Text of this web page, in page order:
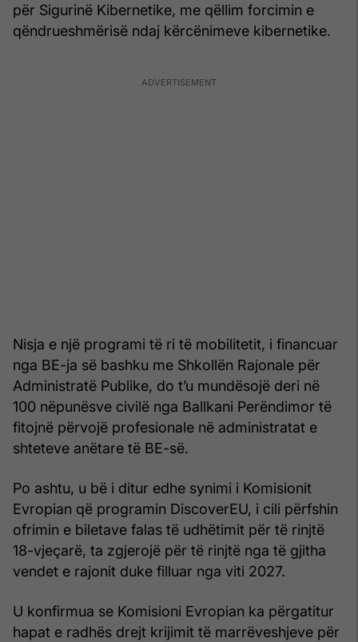
për Sigurinë Kibernetike, me qëllim forcimin e
qëndrueshmërisë ndaj kërcënimeve kibernetike.
Nisja e një programi të ri të mobilitetit, i financuar
nga BE-ja së bashku me Shkollën Rajonale për
Administratë Publike, do t’u mundësojë deri në
100 nëpunësve civilë nga Ballkani Perëndimor të
fitojnë përvojë profesionale në administratat e
shteteve anëtare të BE-së.
Po ashtu, u bë i ditur edhe synimi i Komisionit
Evropian që programin DiscoverEU, i cili përfshin
ofrimin e biletave falas të udhëtimit për të rinjtë
18-vjeçarë, ta zgjerojë për të rinjtë nga të gjitha
vendet e rajonit duke filluar nga viti 2027.
U konfirmua se Komisioni Evropian ka përgatitur
hapat e radhës drejt krijimit të marrëveshjeve për